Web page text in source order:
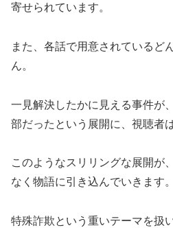
寄せられています。
また、各話で用意されているど
ん。
一見解決したかに見える事件が
部だったという展開に、視聴者
このようなスリリングな展開が
なく物語に引き込んでいきます。
特殊詐欺という重いテーマを扱